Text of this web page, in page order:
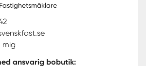
mig
ansvarig bobutik: